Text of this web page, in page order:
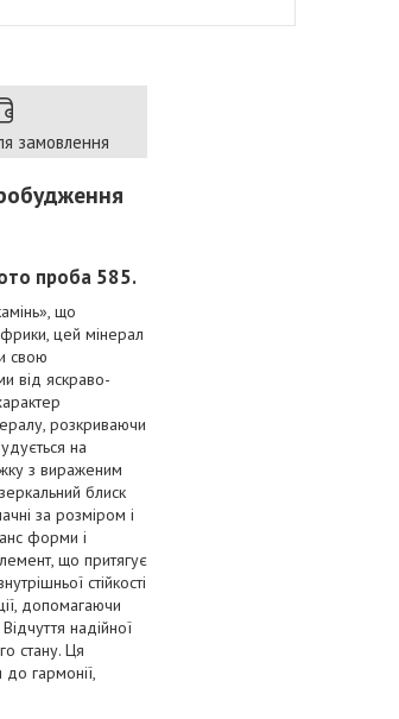
замовлення
проба 585.
що
цей мінерал
свою
від яскраво-
розкриваючи
на
з вираженим
блиск
за розміром і
форми і
що притягує
стійкості
допомагаючи
надійної
стану. Ця
до гармонії,